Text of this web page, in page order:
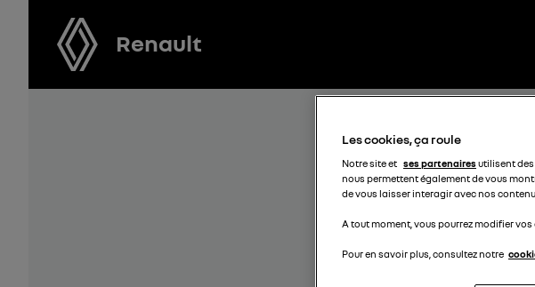
Renault
Les cookies, ça roule
Notre site et ses partenairesutilisent
nous permettent également de vous
de vous laisser interagir avec nos
A tout moment, vous pourrez modifier
Pour en savoir plus, consultez notre